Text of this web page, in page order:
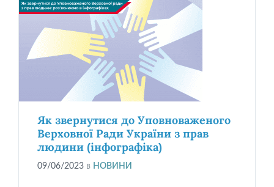
Як звернутися до Уповноваженого
Верховної Ради України з прав
людини (інфографіка)
09/06/2023 в НОВИНИ